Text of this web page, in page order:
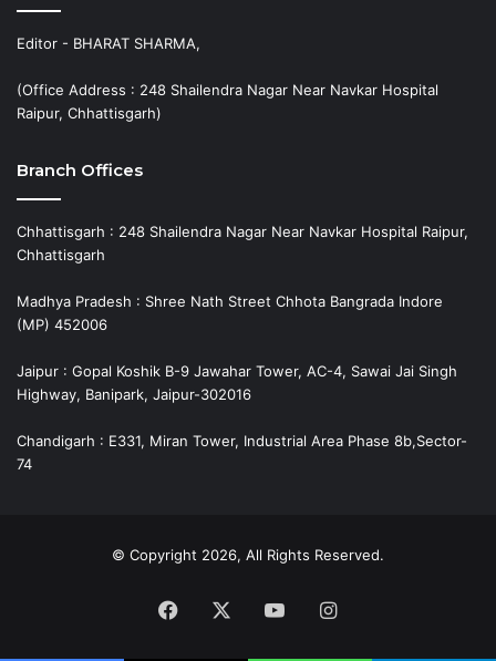
Editor - BHARAT SHARMA,
(Office Address : 248 Shailendra Nagar Near Navkar Hospital
Raipur, Chhattisgarh)
Branch Offices
Chhattisgarh : 248 Shailendra Nagar Near Navkar Hospital Raipur,
Chhattisgarh
Madhya Pradesh : Shree Nath Street Chhota Bangrada Indore
(MP) 452006
Jaipur : Gopal Koshik B-9 Jawahar Tower, AC-4, Sawai Jai Singh
Highway, Banipark, Jaipur-302016
Chandigarh : E331, Miran Tower, Industrial Area Phase 8b,Sector-
74
© Copyright 2026, All Rights Reserved.
Facebook YouTubeInstagram